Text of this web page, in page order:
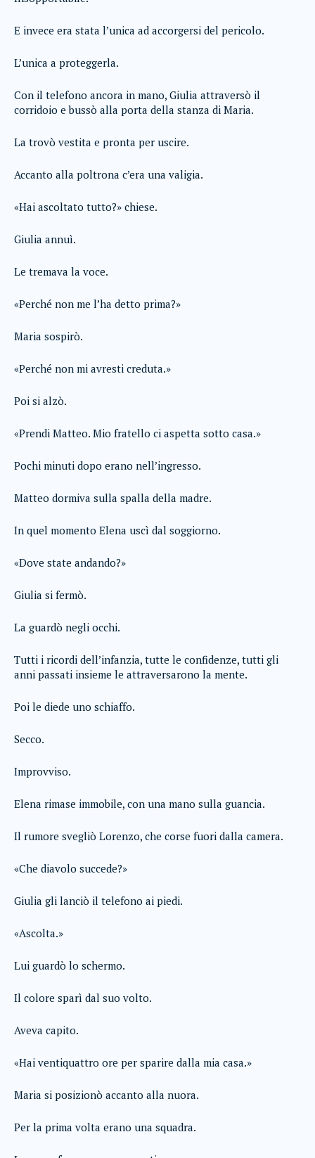
E invece era stata l’unica ad accorgersi del pericolo.
L’unica a proteggerla.
Con il telefono ancora in mano, Giulia attraversò il
corridoio e bussò alla porta della stanza di Maria.
La trovò vestita e pronta per uscire.
Accanto alla poltrona c’era una valigia.
«Hai ascoltato tutto?» chiese.
Giulia annuì.
Le tremava la voce.
«Perché non me l’ha detto prima?»
Maria sospirò.
«Perché non mi avresti creduta.»
Poi si alzò.
«Prendi Matteo. Mio fratello ci aspetta sotto casa.»
Pochi minuti dopo erano nell’ingresso.
Matteo dormiva sulla spalla della madre.
In quel momento Elena uscì dal soggiorno.
«Dove state andando?»
Giulia si fermò.
La guardò negli occhi.
Tutti i ricordi dell’infanzia, tutte le confidenze, tutti gli
anni passati insieme le attraversarono la mente.
Poi le diede uno schiaffo.
Secco.
Improvviso.
Elena rimase immobile, con una mano sulla guancia.
Il rumore svegliò Lorenzo, che corse fuori dalla camera.
«Che diavolo succede?»
Giulia gli lanciò il telefono ai piedi.
«Ascolta.»
Lui guardò lo schermo.
Il colore sparì dal suo volto.
Aveva capito.
«Hai ventiquattro ore per sparire dalla mia casa.»
Maria si posizionò accanto alla nuora.
Per la prima volta erano una squadra.